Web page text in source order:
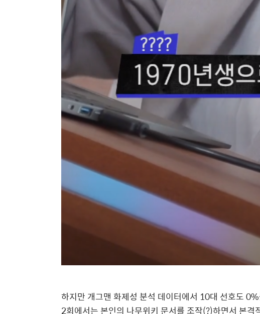
하지만 개그맨 화제성 분석 데이터에서 10대 선호도0%
2회에서는 본인의 나무위키 문서를 조작(?)하면서 본격